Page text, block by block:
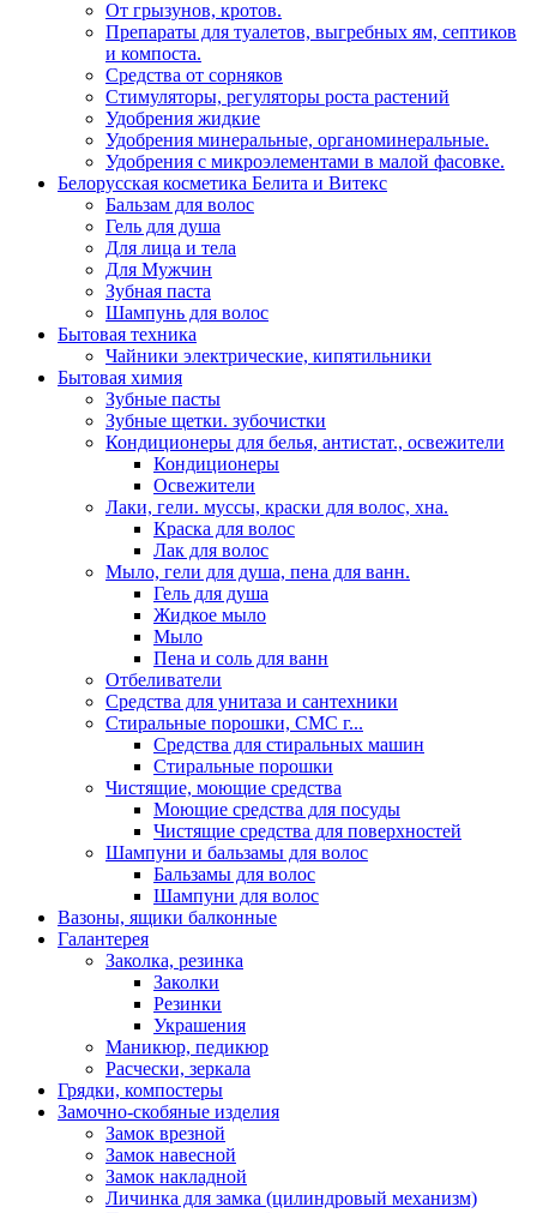
От грызунов, кротов.
Препараты для туалетов, выгребных ям, септиков
и компоста.
Средства от сорняков
Стимуляторы, регуляторы роста растений
Удобрения жидкие
Удобрения минеральные, органоминеральные.
Удобрения с микроэлементами в малой фасовке.
Белорусская косметика Белита и Витекс
Бальзам для волос
Гель для душа
Для лица и тела
Для Мужчин
Зубная паста
Шампунь для волос
Бытовая техника
Чайники электрические, кипятильники
Бытовая химия
Зубные пасты
Зубные щетки. зубочистки
Кондиционеры для белья, антистат., освежители
Кондиционеры
Освежители
Лаки, гели. муссы, краски для волос, хна.
Краска для волос
Лак для волос
Мыло, гели для душа, пена для ванн.
Гель для душа
Жидкое мыло
Мыло
Пена и соль для ванн
Отбеливатели
Средства для унитаза и сантехники
Стиральные порошки, СМС г...
Средства для стиральных машин
Стиральные порошки
Чистящие, моющие средства
Моющие средства для посуды
Чистящие средства для поверхностей
Шампуни и бальзамы для волос
Бальзамы для волос
Шампуни для волос
Вазоны, ящики балконные
Галантерея
Заколка, резинка
Заколки
Резинки
Украшения
Маникюр, педикюр
Расчески, зеркала
Грядки, компостеры
Замочно-скобяные изделия
Замок врезной
Замок навесной
Замок накладной
Личинка для замка (цилиндровый механизм)